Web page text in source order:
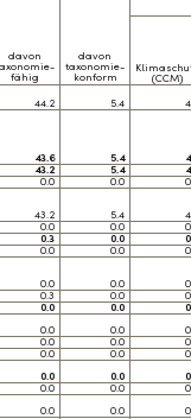
davon
fähig
davon
taxonomie-
konform (CCM)
44.2 5.4
43.6 5.4
43.2 5.4
0.0 0.0
43.2 5.4
0.0 0.0
0.3 0.0
0.0 0.0
0.0 0.0
0.3 0.0
0.0 0.0
0.0 0.0
0.0 0.0
0.0 0.0
0.0 0.0
0.0 0.0
0.0 0.0